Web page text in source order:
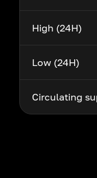
High (24H)
Low (24H)
Circulating